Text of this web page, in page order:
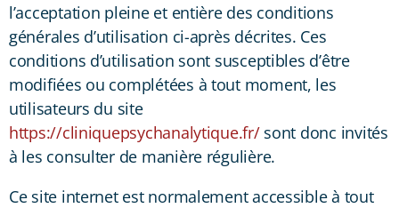
l’acceptation pleine et entière des conditions
générales d’utilisation ci-après décrites. Ces
conditions d’utilisation sont susceptibles d’être
modifiées ou complétées à tout moment, les
utilisateurs du site
https://cliniquepsychanalytique.fr/sont donc invités
à les consulter de manière régulière.
Ce site internet est normalement accessible à tout